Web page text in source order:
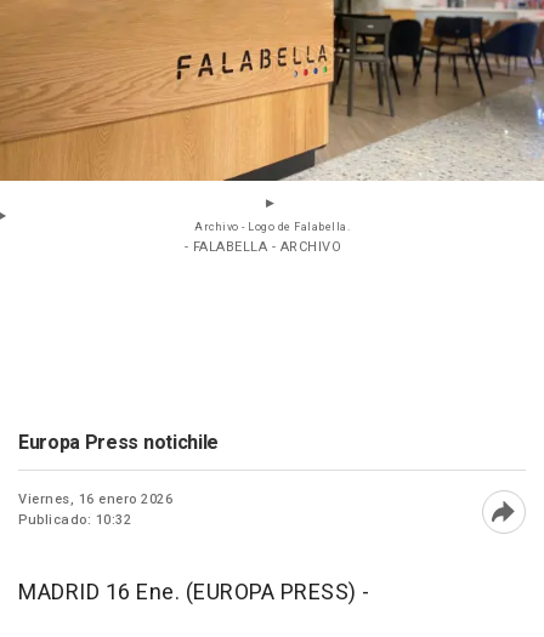
Archivo - Logo de Falabella.
- FALABELLA - ARCHIVO
Europa Press notichile
Viernes, 16 enero 2026
Publicado: 10:32
MADRID 16 Ene. (EUROPA PRESS) -